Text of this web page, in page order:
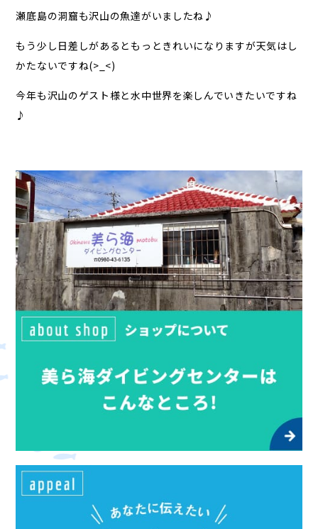
瀬底島の洞窟も沢山の魚達がいましたね♪
もう少し日差しがあるともっときれいになりますが天気はし
かたないですね(>_<)
今年も沢山のゲスト様と水中世界を楽しんでいきたいですね
♪